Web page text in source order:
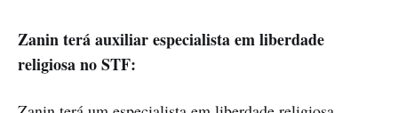
Zanin terá auxiliar especialista em liberdade
religiosa no STF: